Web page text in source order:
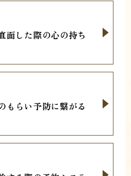
面した際の心の持ち
もらい予防に繋がる